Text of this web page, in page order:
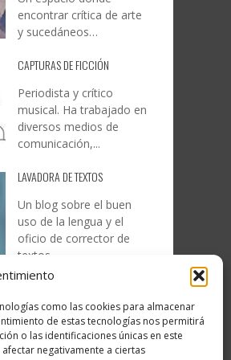
como las cookies para almacenar
de estas tecnologías nos permitirá
o las identificaciones únicas en este
negativamente a ciertas
encontrar crítica de arte
y sucedáneos…
CAPTURAS DE FICCIÓN
Periodista y crítico
musical. Ha trabajado en
diversos medios de
comunicación,...
LAVADORA DE TEXTOS
Un blog sobre el buen
uso de la lengua y el
oficio de corrector de
textos…
…la realidad, es que cada
día es más complicado
realizar esos temas…